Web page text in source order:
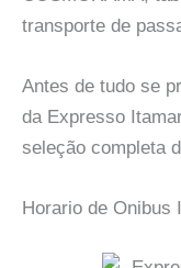
transporte de
Antes de tudo se
da Expresso
seleção completa
Horario de Onibus